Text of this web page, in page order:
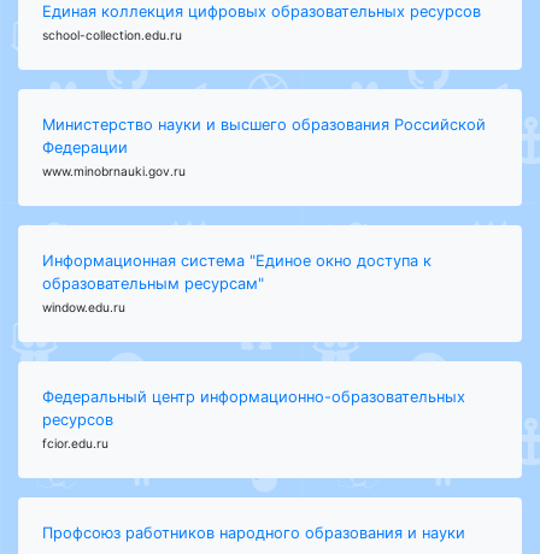
Единая коллекция цифровых образовательных ресурсов
school-collection.edu.ru
Министерство науки и высшего образования Российской
Федерации
www.minobrnauki.gov.ru
Информационная система "Единое окно доступа к
образовательным ресурсам"
window.edu.ru
Федеральный центр информационно-образовательных
ресурсов
fcior.edu.ru
Профсоюз работников народного образования и науки